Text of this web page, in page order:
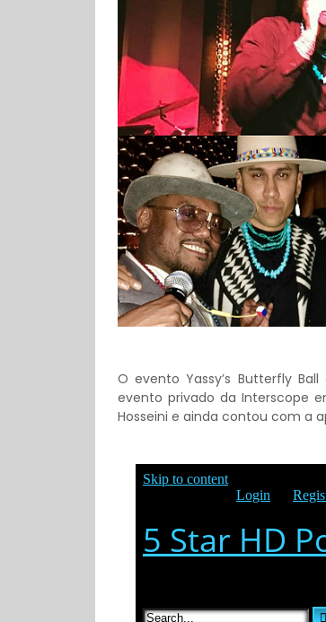
O evento Yassy’s Butterfly
evento privado da Interscope
Hosseini e ainda contou com a